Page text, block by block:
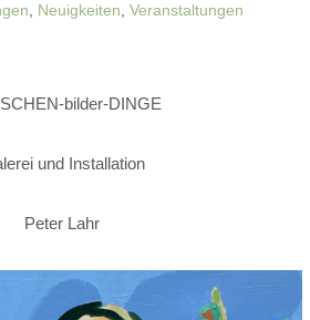
, Neuigkeiten, Veranstaltungen
bilder-DINGE
und Installation
Peter Lahr